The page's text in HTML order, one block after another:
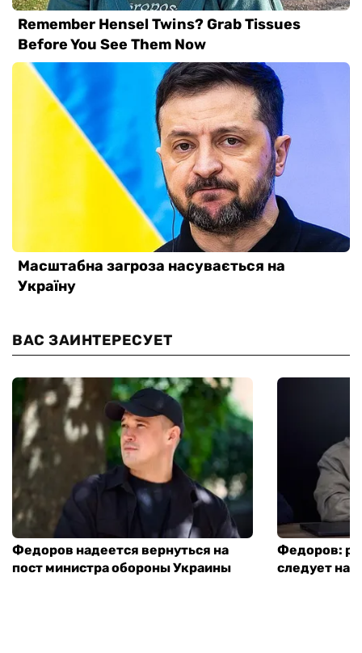
ВАС ЗАИНТЕРЕСУЕТ
Федоров надеется вернуться на
пост министра обороны Украины
Федоров:
следует